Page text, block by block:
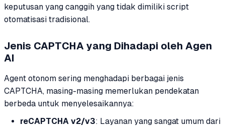
keputusan yang canggih yang tidak dimiliki script
otomatisasi tradisional.
Jenis CAPTCHA yang Dihadapi oleh Agen
AI
Agent otonom sering menghadapi berbagai jenis
CAPTCHA, masing-masing memerlukan pendekatan
berbeda untuk menyelesaikannya:
reCAPTCHA v2/v3: Layanan yang sangat umum dari